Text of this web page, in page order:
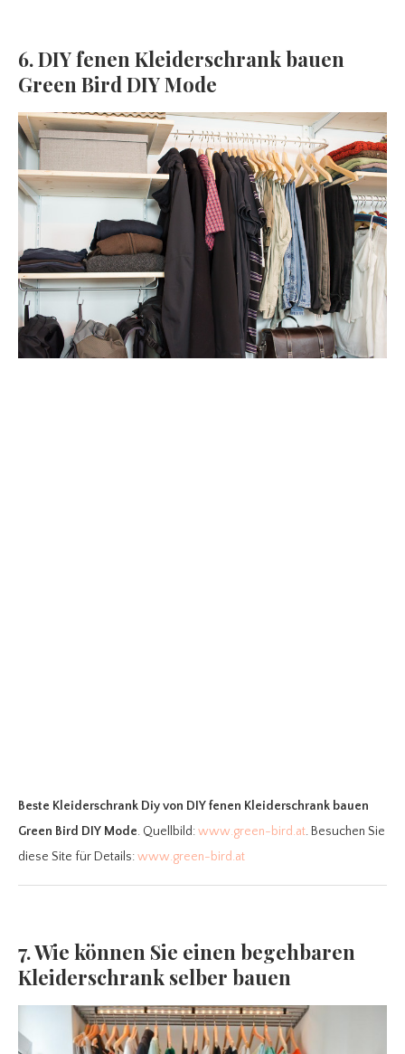
6. DIY fenen Kleiderschrank bauen
Green Bird DIY Mode
Beste Kleiderschrank Diyvon DIY fenen Kleiderschrank bauen
Green Bird DIY Mode. Quellbild:www.green-bird.at. Besuchen Sie
diese Site für Details:www.green-bird.at
7. Wie können Sie einen begehbaren
Kleiderschrank selber bauen